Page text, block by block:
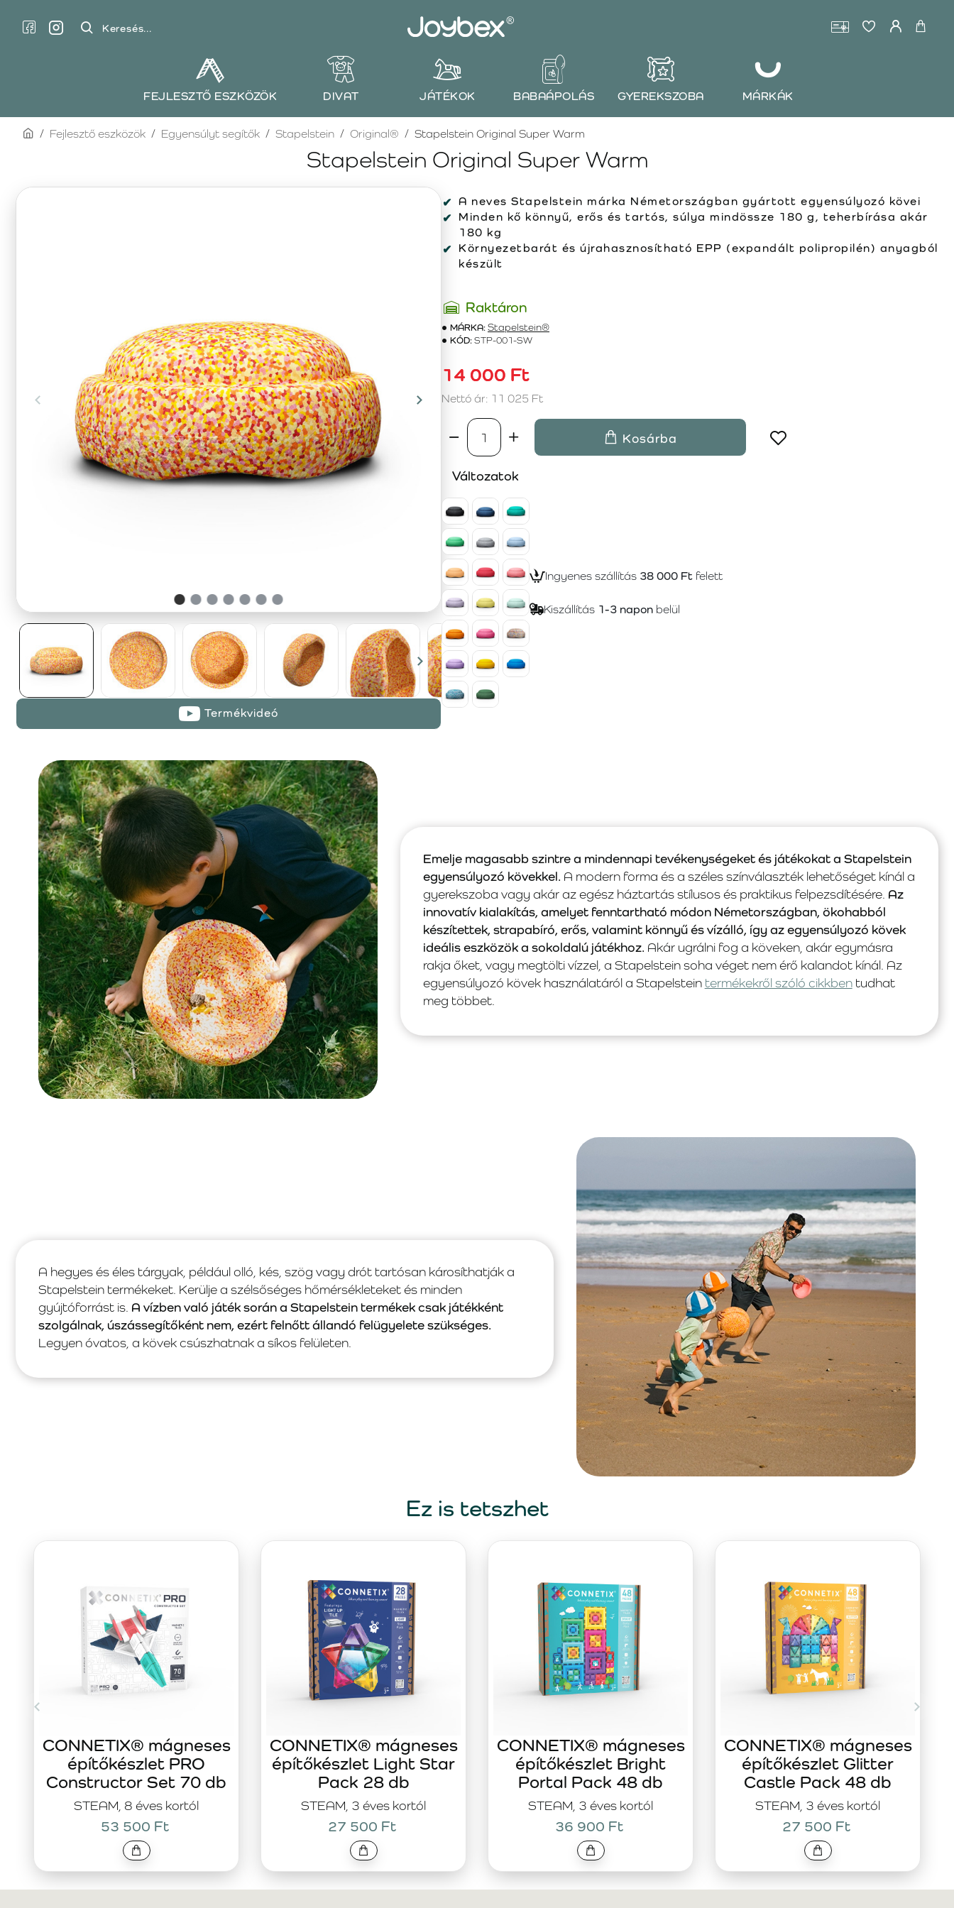
Keresés...
FEJLESZTŐ ESZKÖZÖK DIVAT JÁTÉKOK BABAÁPOLÁS GYEREKSZOBA MÁRKÁK
Stapelstein Original Super Warm
homeFejlesztő eszközök Egyensúlyt segítők Stapelstein Original® Stapelstein Original Super Warm
Termékvideó
A neves Stapelstein márka Németországban gyártott egyensúlyozó kövei
Minden kő könnyű, erős és tartós, súlya mindössze 180 g, teherbírása akár
180 kg
Környezetbarát és újrahasznosítható EPP (expandált polipropilén) anyagból
készült
Raktáron
MÁRKA:Stapelstein®
KÓD:STP-001-SW
14 000 Ft
Nettó ár: 11 025 Ft
Kosárba
Változatok
Ingyenes szállítás 38 000 Ft felett
Kiszállítás 1-3 napon belül
Emelje magasabb szintre a mindennapi tevékenységeket és játékokat a Stapelstein
egyensúlyozó kövekkel. A modern forma és a széles színválaszték lehetőséget kínál a
gyerekszoba vagy akár az egész háztartás stílusos és praktikus felpezsdítésére. Az
innovatív kialakítás, amelyet fenntartható módon Németországban, ökohabból
készítettek, strapabíró, erős, valamint könnyű és vízálló, így az egyensúlyozó kövek
ideális eszközök a sokoldalú játékhoz. Akár ugrálni fog a köveken, akár egymásra
rakja őket, vagy megtölti vízzel, a Stapelstein soha véget nem érő kalandot kínál. Az
egyensúlyozó kövek használatáról a Stapelstein termékekről szóló cikkbentudhat
meg többet.
A hegyes és éles tárgyak, például olló, kés, szög vagy drót tartósan károsíthatják a
Stapelstein termékeket. Kerülje a szélsőséges hőmérsékleteket és minden
gyújtóforrást is. A vízben való játék során a Stapelstein termékek csak játékként
szolgálnak, úszássegítőként nem, ezért felnőtt állandó felügyelete szükséges.
Legyen óvatos, a kövek csúszhatnak a síkos felületen.
Ez is tetszhet
STEAM, 8 éves kortól
CONNETIX® mágneses
építőkészlet PRO
Constructor Set 70 db
53 500 Ft
STEAM, 3 éves kortól
CONNETIX® mágneses
építőkészlet Light Star
Pack 28 db
27 500 Ft
STEAM, 3 éves kortól
CONNETIX® mágneses
építőkészlet Bright
Portal Pack 48 db
36 900 Ft
STEAM, 3 éves kortól
CONNETIX® mágneses
építőkészlet Glitter
Castle Pack 48 db
27 500 Ft